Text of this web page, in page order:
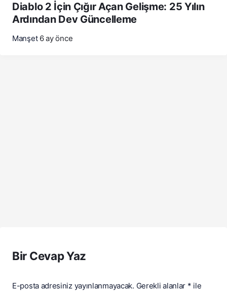
Diablo 2 İçin Çığır Açan Gelişme: 25 Yılın
Ardından Dev Güncelleme
Manşet 6 ay önce
Bir Cevap Yaz
E-posta adresiniz yayınlanmayacak. Gerekli alanlar * ile